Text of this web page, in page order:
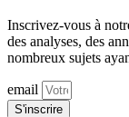
Inscrivez-vous à
des analyses, des
nombreux sujets
email
S'inscrire